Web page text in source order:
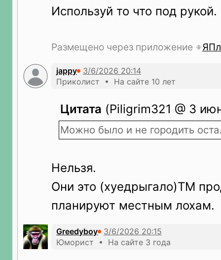
Используй то что под рукой.
Размещено через приложение
jappy
Приколист • На сайте 10 лет
Цитата (Piligrim321 @ 3
Можно было и не городить
Нельзя.
Они это (хуедрыгало)ТМ
планируют местным лохам.
Greedyboy
Юморист • На сайте 3 года